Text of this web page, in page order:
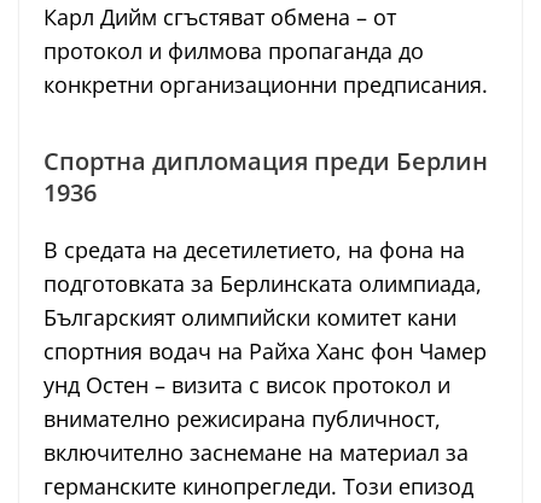
Карл Дийм сгъстяват обмена – от
протокол и филмова пропаганда до
конкретни организационни предписания.
Спортна дипломация преди Берлин
1936
В средата на десетилетието, на фона на
подготовката за Берлинската олимпиада,
Българският олимпийски комитет кани
спортния водач на Райха Ханс фон Чамер
унд Остен – визита с висок протокол и
внимателно режисирана публичност,
включително заснемане на материал за
германските кинопрегледи. Този епизод